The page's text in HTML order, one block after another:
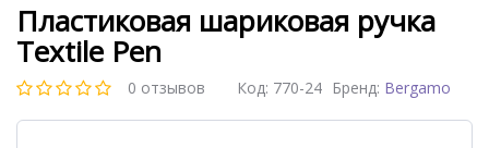
Пластиковая шариковая ручка
Textile Pen
0 отзывов Бренд: Bergamo
Код: 770-24